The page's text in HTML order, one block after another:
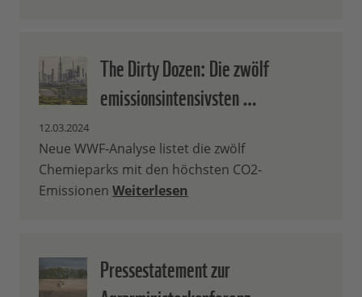
The Dirty Dozen: Die zwölf
emissionsintensivsten …
12.03.2024
Neue WWF-Analyse listet die zwölf
Chemieparks mit den höchsten CO2-
Emissionen Weiterlesen
Pressestatement zur